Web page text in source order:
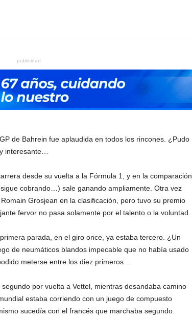
publicidad
de Bahrein fue aplaudida en todos los rincones. ¿Pudo
interesante…
desde su vuelta a la Fórmula 1, y en la comparación
cobrando…) sale ganando ampliamente. Otra vez
Grosjean en la clasificación, pero tuvo su premio
fervor no pasa solamente por el talento o la voluntad.
parada, en el giro once, ya estaba tercero. ¿Un
de neumáticos blandos impecable que no había usado
meterse entre los diez primeros…
por vuelta a Vettel, mientras desandaba camino
estaba corriendo con un juego de compuesto
sucedía con el francés que marchaba segundo.